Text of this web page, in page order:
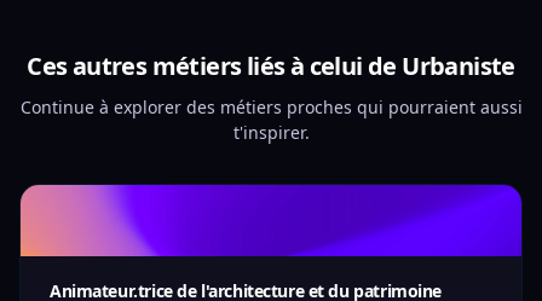
Ces autres métiers liés à celui de Urbaniste
Continue à explorer des métiers proches qui pourraient aussi
t'inspirer.
Animateur.trice de l'architecture et du patrimoine